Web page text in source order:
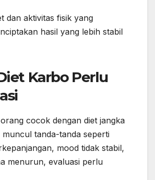
dan aktivitas fisik yang
hasil yang lebih stabil
Karbo Perlu
cocok dengan diet jangka
muncul tanda-tanda seperti
mood tidak stabil,
menurun, evaluasi perlu